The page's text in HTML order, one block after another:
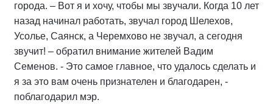
города. – Вот я и хочу, чтобы мы звучали. Когда 10 лет
назад начинал работать, звучал город Шелехов,
Усолье, Саянск, а Черемхово не звучал, а сегодня
звучит! – обратил внимание жителей Вадим
Семенов. - Это самое главное, что удалось сделать и
я за это вам очень признателен и благодарен, -
поблагодарил мэр.